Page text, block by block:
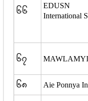
၆၆
EDUSN
International
၆၇
၆၈ Aie Ponnya